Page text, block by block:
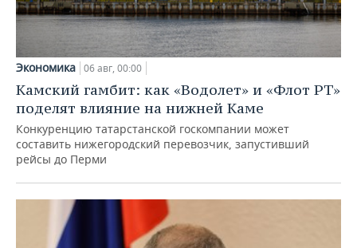
Экономика 06 авг, 00:00
Камский гамбит: как «Водолет» и «Флот РТ»
поделят влияние на нижней Каме
Конкуренцию татарстанской госкомпании может
составить нижегородский перевозчик, запустивший
рейсы до Перми